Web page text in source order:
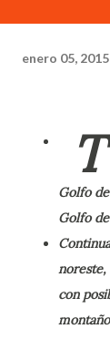
enero 05, 2015
T
Golfo
Golfo
noreste,
con